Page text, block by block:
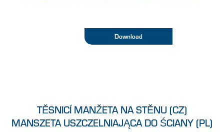
Download
TĚSNICÍ MANŽETA NA STĚNU (CZ)
MANSZETA USZCZELNIAJĄCA DO ŚCIANY (PL)